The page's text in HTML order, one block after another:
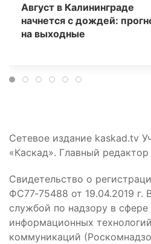
Август в Калининграде
начнется с дождей:
на выходные
Сетевое издание kaskad.tv
«Каскад». Главный
Свидетельство о
ФС77‑75488 от 19.04.2019 г.
службой по надзору в сфере
информационных
коммуникаций